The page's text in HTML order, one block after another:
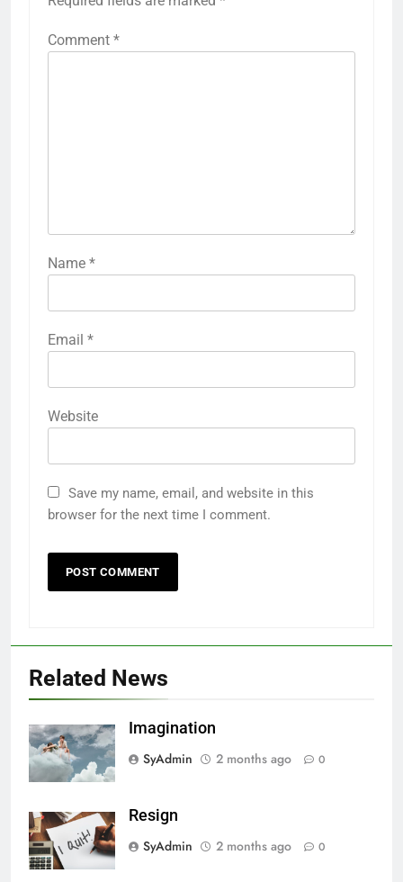
Comment *
Name *
Email *
Website
Save my name, email, and website in this
browser for the next time I comment.
Related News
Imagination
SyAdmin
2 months ago 0
Resign
SyAdmin
2 months ago 0